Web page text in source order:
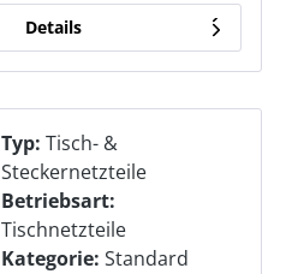
Details
Typ: Tisch- &
Steckernetzteile
Betriebsart:
Tischnetzteile
Kategorie: Standard